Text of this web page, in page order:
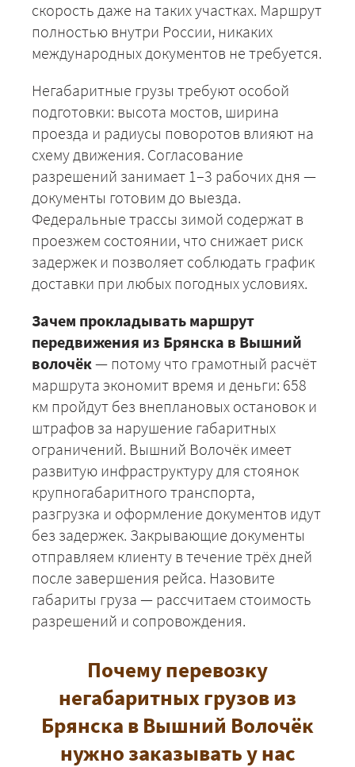
скорость даже на таких участках. Маршрут
полностью внутри России, никаких
международных документов не требуется.
Негабаритные грузы требуют особой
подготовки: высота мостов, ширина
проезда и радиусы поворотов влияют на
схему движения. Согласование
разрешений занимает 1–3 рабочих дня —
документы готовим до выезда.
Федеральные трассы зимой содержат в
проезжем состоянии, что снижает риск
задержек и позволяет соблюдать график
доставки при любых погодных условиях.
Зачем прокладывать маршрут
передвижения из Брянска в Вышний
волочёк — потому что грамотный расчёт
маршрута экономит время и деньги: 658
км пройдут без внеплановых остановок и
штрафов за нарушение габаритных
ограничений. Вышний Волочёк имеет
развитую инфраструктуру для стоянок
крупногабаритного транспорта,
разгрузка и оформление документов идут
без задержек. Закрывающие документы
отправляем клиенту в течение трёх дней
после завершения рейса. Назовите
габариты груза — рассчитаем стоимость
разрешений и сопровождения.
Почему перевозку
негабаритных грузов из
Брянска в Вышний Волочёк
нужно заказывать у нас
+7 (499) 520-05-23
ЗАКАЗАТЬ